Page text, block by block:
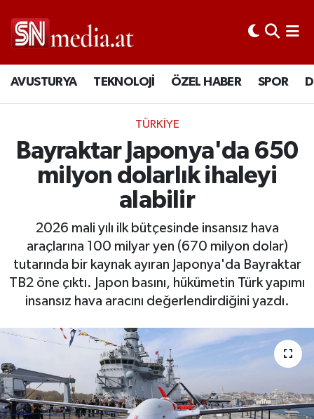
AVUSTURYA TEKNOLOJİ ÖZEL HABER SPOR
TÜRKİYE
Bayraktar Japonya'da 650
milyon dolarlık ihaleyi
alabilir
2026 mali yılı ilk bütçesinde insansız hava
araçlarına 100 milyar yen (670 milyon dolar)
tutarında bir kaynak ayıran Japonya'da Bayraktar
TB2 öne çıktı. Japon basını, hükümetin Türk yapımı
insansız hava aracını değerlendirdiğini yazdı.